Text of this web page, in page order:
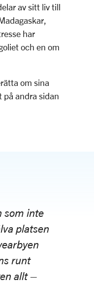
av sitt liv till
har
och en om
om sina
på andra sidan
som inte
platsen
runt
allt –